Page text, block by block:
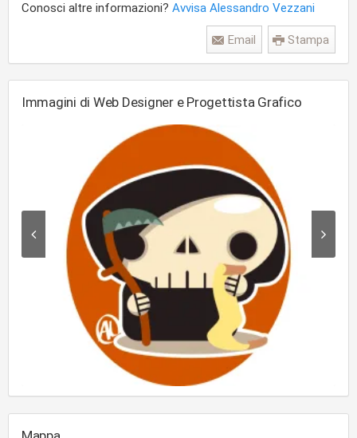
Conosci altre informazioni? Avvisa Alessandro Vezzani
Stampa
Email
Immagini di Web Designer e Progettista Grafico